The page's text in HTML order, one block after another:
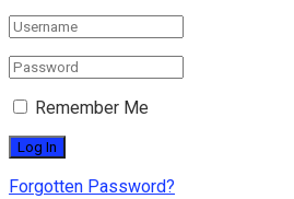
Remember Me
Forgotten Password?